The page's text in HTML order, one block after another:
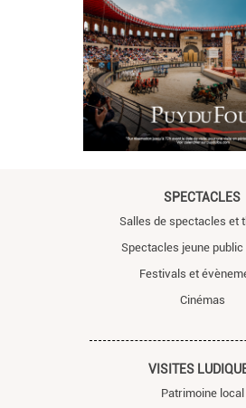
SPECTACLES
Salles de spectacles et
Spectacles jeune public
Festivals et
Cinémas
VISITES
Patrimoine local